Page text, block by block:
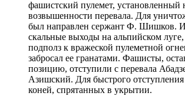
фашистский пулемет, установленный
возвышенности перевала. Для
был направлен сержант Ф. Шишков.
скальные выходы на альпийском
подполз к вражеской пулеметной
забросал ее гранатами. Фашисты,
позицию, отступили с перевала
Азишский. Для быстрого отступления
коней, спрятанных в укрытии.